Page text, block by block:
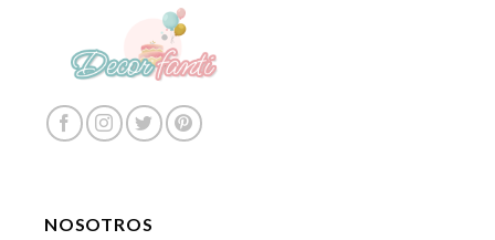
NOSOTROS